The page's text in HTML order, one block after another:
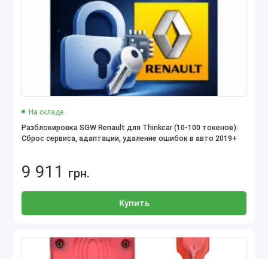
На складе
Разблокировка SGW Renault для Thinkcar (10-100 токенов):
Сброс сервиса, адаптации, удаление ошибок в авто 2019+
9 911 грн.
Купить